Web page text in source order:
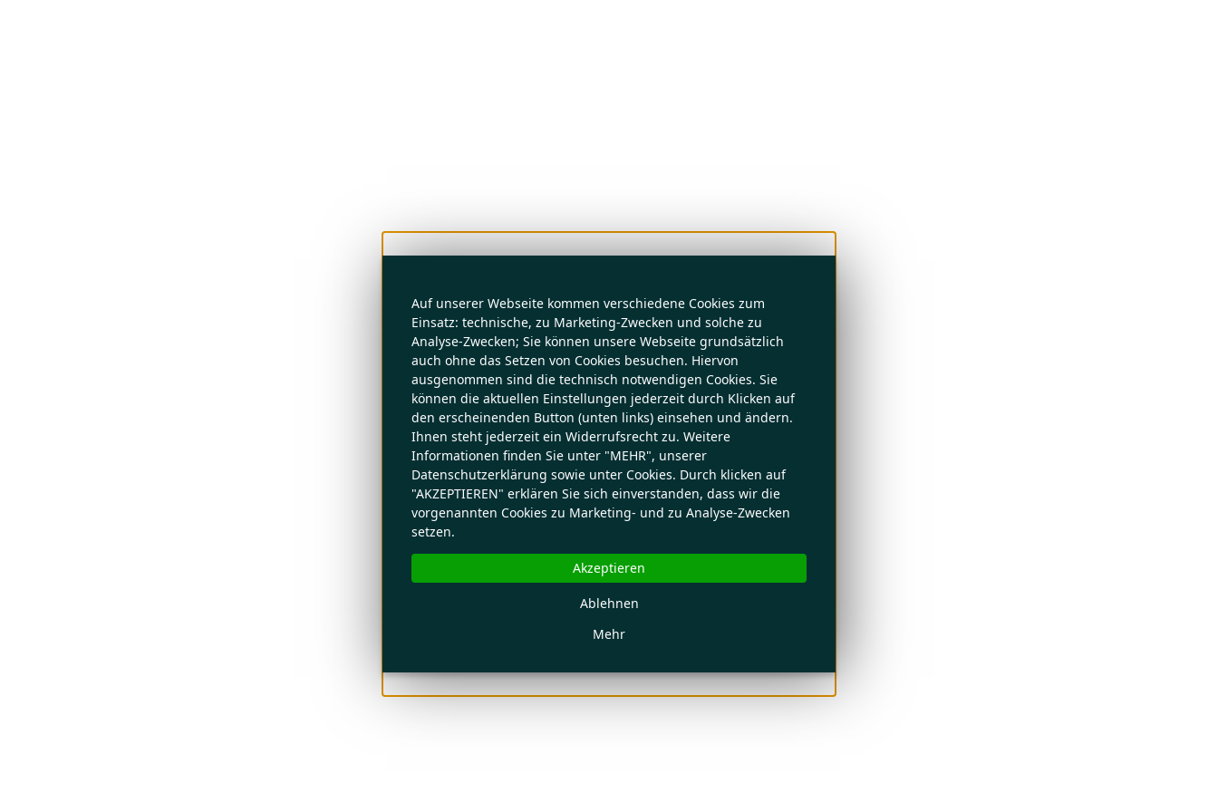
Auf unserer Webseite kommen verschiedene Cookies zum
Einsatz: technische, zu Marketing-Zwecken und solche zu
Analyse-Zwecken; Sie können unsere Webseite grundsätzlich
auch ohne das Setzen von Cookies besuchen. Hiervon
ausgenommen sind die technisch notwendigen Cookies. Sie
können die aktuellen Einstellungen jederzeit durch Klicken auf
den erscheinenden Button (unten links) einsehen und ändern.
Ihnen steht jederzeit ein Widerrufsrecht zu. Weitere
Informationen finden Sie unter "MEHR", unserer
Datenschutzerklärung sowie unter Cookies. Durch klicken auf
"AKZEPTIEREN" erklären Sie sich einverstanden, dass wir die
vorgenannten Cookies zu Marketing- und zu Analyse-Zwecken
setzen.
Mehr
Ablehnen
Akzeptieren